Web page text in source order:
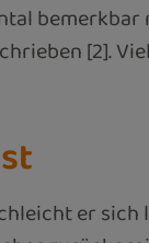
[2].
er